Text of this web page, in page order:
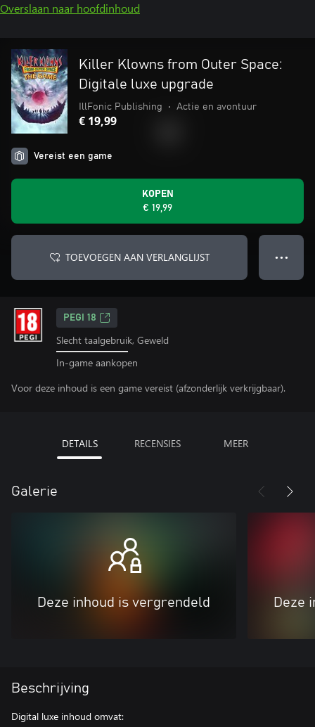
Overslaan naar hoofdinhoud
Killer Klowns from Outer Space:
Digitale luxe upgrade
IllFonic Publishing • Actie en avontuur
€ 19,99
Vereist een game
KOPEN
€ 19,99
TOEVOEGEN AAN VERLANGLIJST ● ● ●
PEGI 18
Slecht taalgebruik, Geweld
In-game aankopen
Voor deze inhoud is een game vereist (afzonderlijk verkrijgbaar).
DETAILS RECENSIES MEER
Galerie
Deze inhoud is vergrendeld Deze
Beschrijving
Digital luxe inhoud omvat: